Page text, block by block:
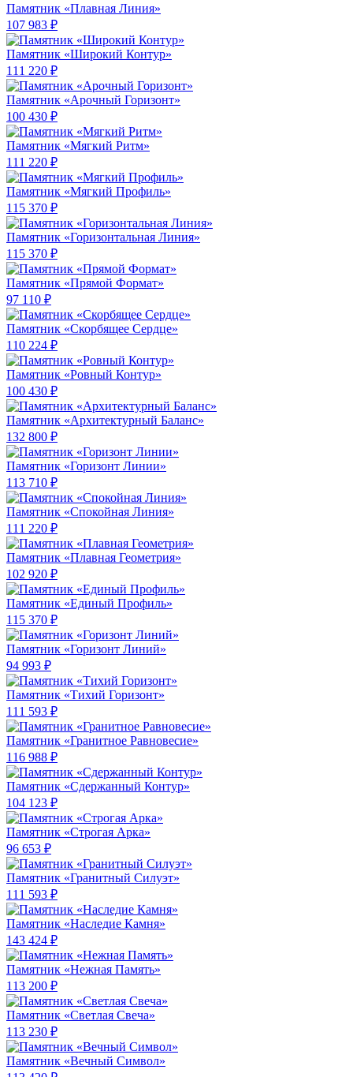
Памятник «Плавная Линия»
107 983 ₽
Памятник «Широкий Контур»
111 220 ₽
Памятник «Арочный Горизонт»
100 430 ₽
Памятник «Мягкий Ритм»
111 220 ₽
Памятник «Мягкий Профиль»
115 370 ₽
Памятник «Горизонтальная Линия»
115 370 ₽
Памятник «Прямой Формат»
97 110 ₽
Памятник «Скорбящее Сердце»
110 224 ₽
Памятник «Ровный Контур»
100 430 ₽
Памятник «Архитектурный Баланс»
132 800 ₽
Памятник «Горизонт Линии»
113 710 ₽
Памятник «Спокойная Линия»
111 220 ₽
Памятник «Плавная Геометрия»
102 920 ₽
Памятник «Единый Профиль»
115 370 ₽
Памятник «Горизонт Линий»
94 993 ₽
Памятник «Тихий Горизонт»
111 593 ₽
Памятник «Гранитное Равновесие»
116 988 ₽
Памятник «Сдержанный Контур»
104 123 ₽
Памятник «Строгая Арка»
96 653 ₽
Памятник «Гранитный Силуэт»
111 593 ₽
Памятник «Наследие Камня»
143 424 ₽
Памятник «Нежная Память»
113 200 ₽
Памятник «Светлая Свеча»
113 230 ₽
Памятник «Вечный Символ»